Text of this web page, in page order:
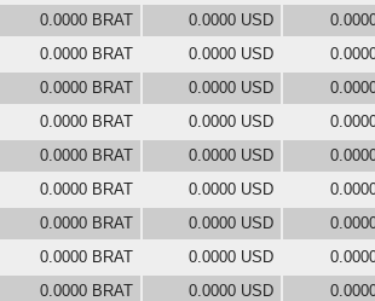
0.0000 BRAT 0.0000 USD
0.0000 BRAT 0.0000 USD
0.0000 BRAT 0.0000 USD
0.0000 BRAT 0.0000 USD
0.0000 BRAT 0.0000 USD
0.0000 BRAT 0.0000 USD
0.0000 BRAT 0.0000 USD
0.0000 BRAT 0.0000 USD
0.0000 BRAT 0.0000 USD